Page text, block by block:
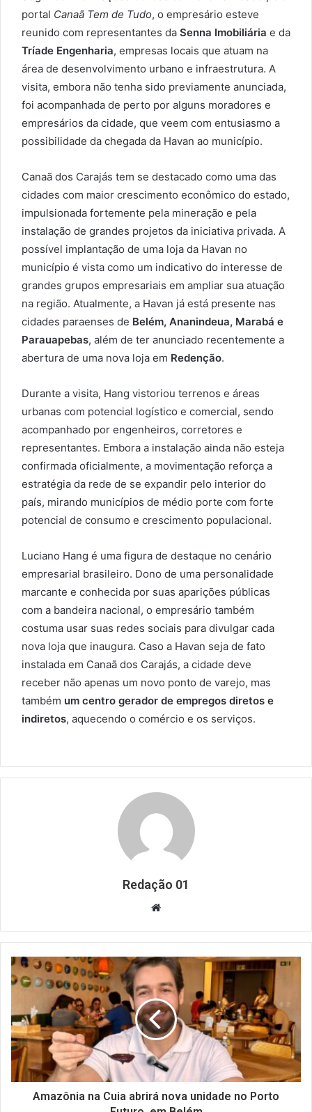
portal Canaã Tem de Tudo, o empresário esteve
reunido com representantes da Senna Imobiliária e da
Tríade Engenharia, empresas locais que atuam na
área de desenvolvimento urbano e infraestrutura. A
visita, embora não tenha sido previamente anunciada,
foi acompanhada de perto por alguns moradores e
empresários da cidade, que veem com entusiasmo a
possibilidade da chegada da Havan ao município.
Canaã dos Carajás tem se destacado como uma das
cidades com maior crescimento econômico do estado,
impulsionada fortemente pela mineração e pela
instalação de grandes projetos da iniciativa privada. A
possível implantação de uma loja da Havan no
município é vista como um indicativo do interesse de
grandes grupos empresariais em ampliar sua atuação
na região. Atualmente, a Havan já está presente nas
cidades paraenses de Belém, Ananindeua, Marabá e
Parauapebas, além de ter anunciado recentemente a
abertura de uma nova loja em Redenção.
Durante a visita, Hang vistoriou terrenos e áreas
urbanas com potencial logístico e comercial, sendo
acompanhado por engenheiros, corretores e
representantes. Embora a instalação ainda não esteja
confirmada oficialmente, a movimentação reforça a
estratégia da rede de se expandir pelo interior do
país, mirando municípios de médio porte com forte
potencial de consumo e crescimento populacional.
Luciano Hang é uma figura de destaque no cenário
empresarial brasileiro. Dono de uma personalidade
marcante e conhecida por suas aparições públicas
com a bandeira nacional, o empresário também
costuma usar suas redes sociais para divulgar cada
nova loja que inaugura. Caso a Havan seja de fato
instalada em Canaã dos Carajás, a cidade deve
receber não apenas um novo ponto de varejo, mas
também um centro gerador de empregos diretos e
indiretos, aquecendo o comércio e os serviços.
Redação 01
Website
Amazônia na Cuia abrirá nova unidade no Porto